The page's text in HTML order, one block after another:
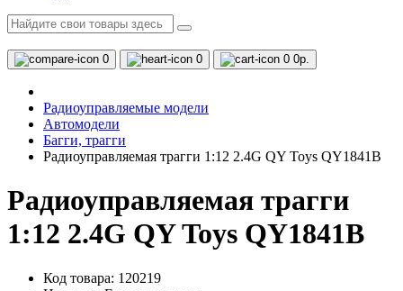
0 0 0 0р.
Радиоуправляемые модели
Автомодели
Багги, трагги
Радиоуправляемая трагги 1:12 2.4G QY Toys QY1841B
Радиоуправляемая трагги
1:12 2.4G QY Toys QY1841B
Код товара: 120219